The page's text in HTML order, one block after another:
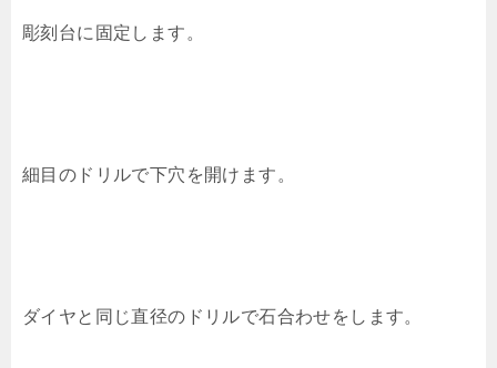
彫刻台に固定します。
細目のドリルで下穴を開けます。
ダイヤと同じ直径のドリルで石合わせをします。